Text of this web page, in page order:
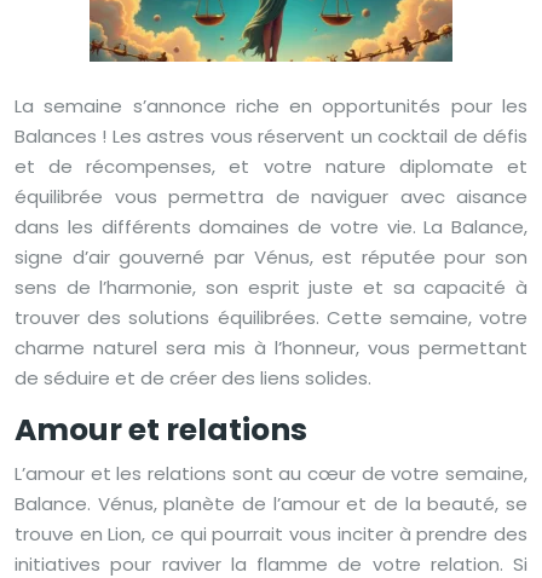
La semaine s’annonce riche en opportunités pour les
Balances ! Les astres vous réservent un cocktail de défis
et de récompenses, et votre nature diplomate et
équilibrée vous permettra de naviguer avec aisance
dans les différents domaines de votre vie. La Balance,
signe d’air gouverné par Vénus, est réputée pour son
sens de l’harmonie, son esprit juste et sa capacité à
trouver des solutions équilibrées. Cette semaine, votre
charme naturel sera mis à l’honneur, vous permettant
de séduire et de créer des liens solides.
Amour et relations
L’amour et les relations sont au cœur de votre semaine,
Balance. Vénus, planète de l’amour et de la beauté, se
trouve en Lion, ce qui pourrait vous inciter à prendre des
initiatives pour raviver la flamme de votre relation. Si